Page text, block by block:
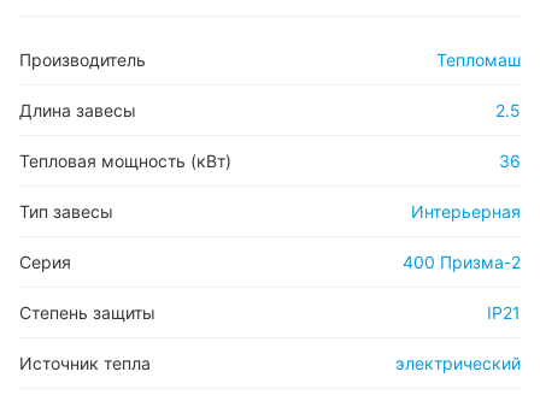
Производитель Тепломаш
Длина завесы 2.5
Тепловая мощность (кВт) 36
Тип завесы Интерьерная
Серия 400 Призма-2
Степень защиты IP21
Источник тепла электрический